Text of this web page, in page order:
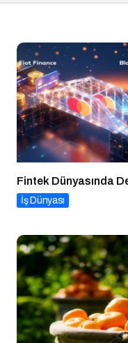
Fintek Dünyasında
İş Dünyası